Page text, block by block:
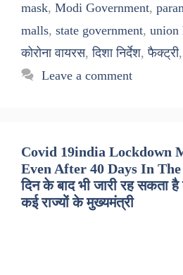
mask, Modi Government,
malls, state government, union
कोरोना वायरस,दिशा निर्देश,फैक्ट्री
Leave a comment
Covid 19india Lockdown
Even After 40 Days In
दिन के बाद भी जारी रह सकता
कई राज्यों के मुख्यमंत्री